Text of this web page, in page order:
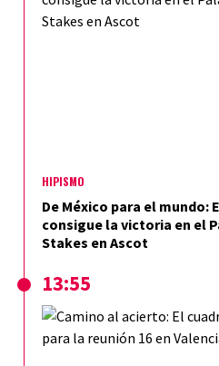
HIPISMO
De México para el mundo:
consigue la victoria en el
Stakes en Ascot
13:55